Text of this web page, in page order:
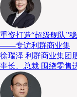
论坛伊始，
辞。陈巨星首先
望本届论坛能够
冷链行业的发展。
重资打造“超级舰队”
——专访利群商业集
徐瑞泽 利群商业集团
事长、总裁 围绕零售